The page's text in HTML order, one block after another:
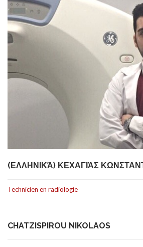
(ΕΛΛΗΝΙΚΆ) ΚΕΧΑΓΙΆΣ
Technicien en radiologie
CHATZISPIROU NIKOLAOS